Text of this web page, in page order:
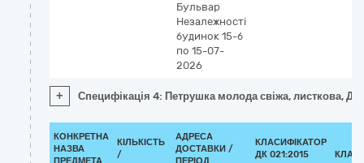
Бульвар
Незалежності
будинок 15-б
по 15-07-
2026
+ Специфікація 4: Петрушка молода свіжа, листкова,
КОНКРЕТНА
НАЗВА
КІЛЬКІСТЬ
/
АДРЕСА
ДОСТАВКИ /
КЛАСИФІКАТОР
ДК 021:2015